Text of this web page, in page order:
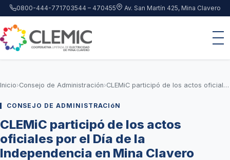
Saltar al contenido principal
0800-444-771703544 – 470455 Av. San Martín 425, Mina Clavero
Inicio›Consejo de Administración› CLEMiC participó de los actos oficiales por el Día de la Independencia en Mina Clavero
CONSEJO DE ADMINISTRACIóN
CLEMiC participó de los actos
oficiales por el Día de la
Independencia en Mina Clavero